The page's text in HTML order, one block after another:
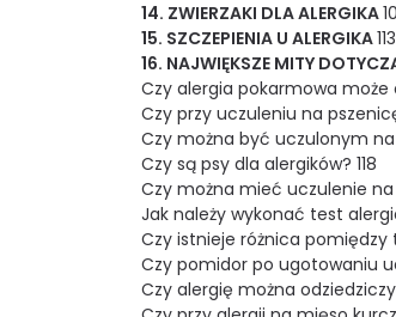
14. ZWIERZAKI DLA ALERGIKA
15. SZCZEPIENIA U ALERGIKA113
16. NAJWIĘKSZE MITY
Czy alergia pokarmowa może
Czy przy uczuleniu na
Czy można być uczulonym na
Czy są psy dla alergików? 118
Czy można mieć uczulenie
Jak należy wykonać test
Czy istnieje różnica pomiędzy
Czy pomidor po ugotowaniu
Czy alergię można